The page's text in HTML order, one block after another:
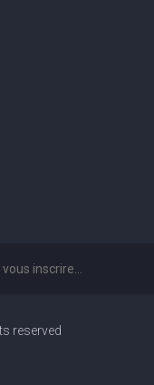
reserved